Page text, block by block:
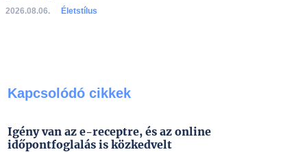
2026.08.06. Életstílus
Kapcsolódó cikkek
Igény van az e-receptre, és az online
időpontfoglalás is közkedvelt